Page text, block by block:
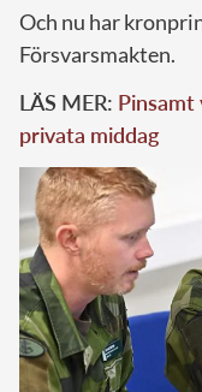
Och nu har
Försvarsmakten.
LÄS MER: Pinsamt
privata middag